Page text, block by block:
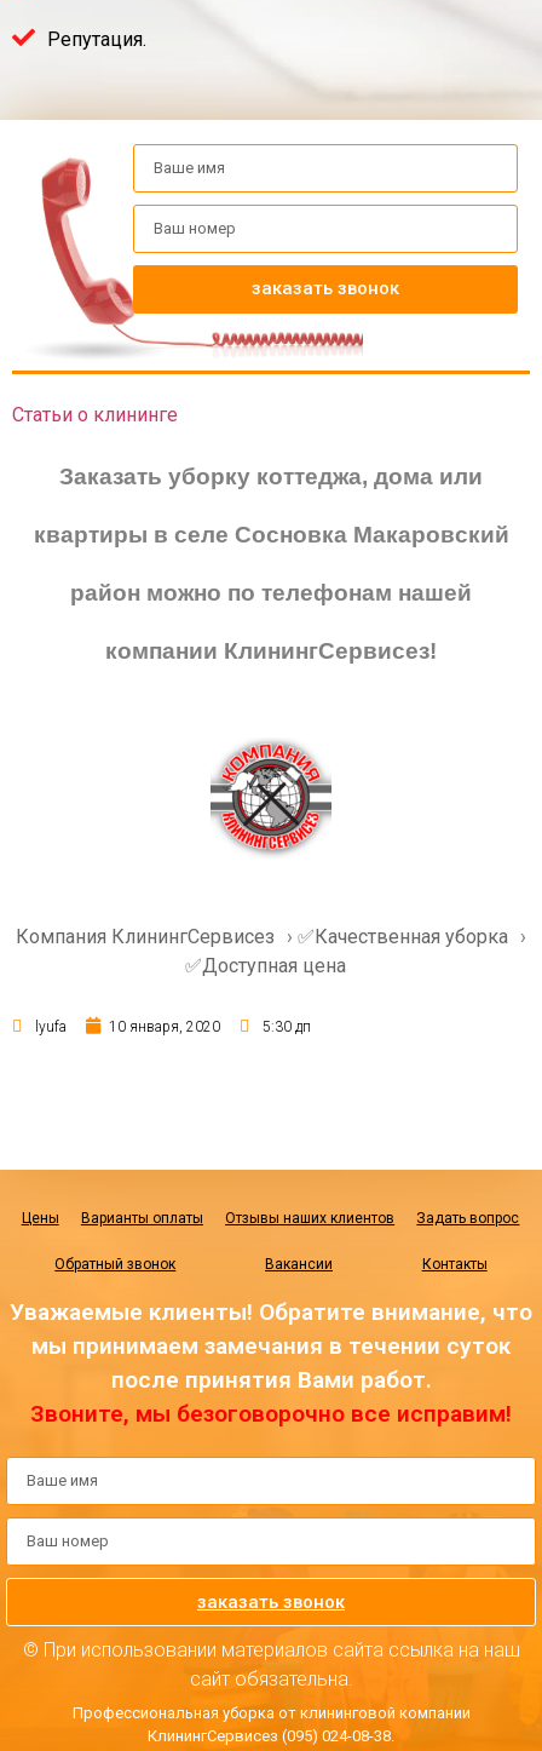
Репутация.
заказать звонок
Статьи о клининге
Заказать уборку коттеджа, дома или
квартиры в селе Сосновка Макаровский
район можно по телефонам нашей
компании КлинингСервисез!
Компания КлинингСервисез › ✅Качественная уборка ›
✅Доступная цена
lyufa 10 января, 2020 5:30 дп
Цены Варианты оплаты Отзывы наших клиентов Задать вопрос
Обратный звонок Вакансии Контакты
Уважаемые клиенты! Обратите внимание, что
мы принимаем замечания в течении суток
после принятия Вами работ.
Звоните, мы безоговорочно все исправим!
заказать звонок
© При использовании материалов сайта ссылка на наш
сайт обязательна.
Профессиональная уборка от клининговой компании
КлинингСервисез (095) 024-08-38.